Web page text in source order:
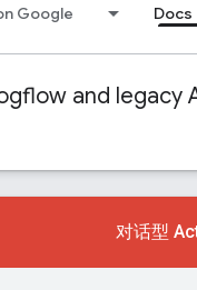
Google Docs
and legacy
对话型